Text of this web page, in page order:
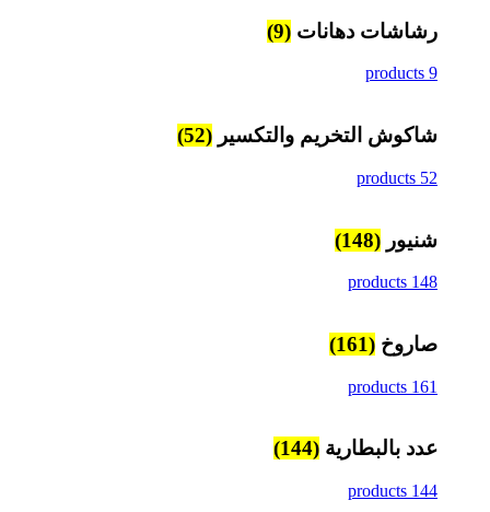
رشاشات دهانات (9)
9 products
شاكوش التخريم والتكسير (52)
52 products
شنيور (148)
148 products
صاروخ (161)
161 products
عدد بالبطارية (144)
144 products